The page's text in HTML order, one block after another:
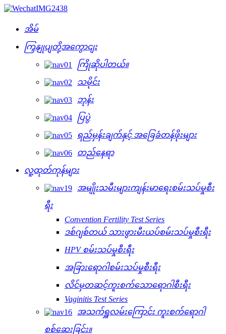
အိမ်
ကြှနျုပျတို့အကွောငျး
ကြိုဆိုပါတယ်။
သမိုင်း
ဘုန်း
ပြပွဲ
ရည်မှန်းချက်နှင့် အခြေခံတန်ဖိုးများ
တည်နေရာ
လူ့ထုတ်ကုန်များ
အမျိုးသမီးများကျန်းမာရေးစမ်းသပ်မှုစီး
ရီး
Convention Fertility Test Series
ဒစ်ဂျစ်တယ် သားဖွားမီးယပ်စမ်းသပ်မှုစီးရီး
HPV စမ်းသပ်မှုစီးရီး
အခြားရောဂါစမ်းသပ်မှုစီးရီး
လိင်မှတဆင့်ကူးစက်သောရောဂါစီးရီး
Vaginitis Test Series
အသက်ရှူလမ်းကြောင်း ကူးစက်ရောဂါ
စစ်ဆေးခြင်း။